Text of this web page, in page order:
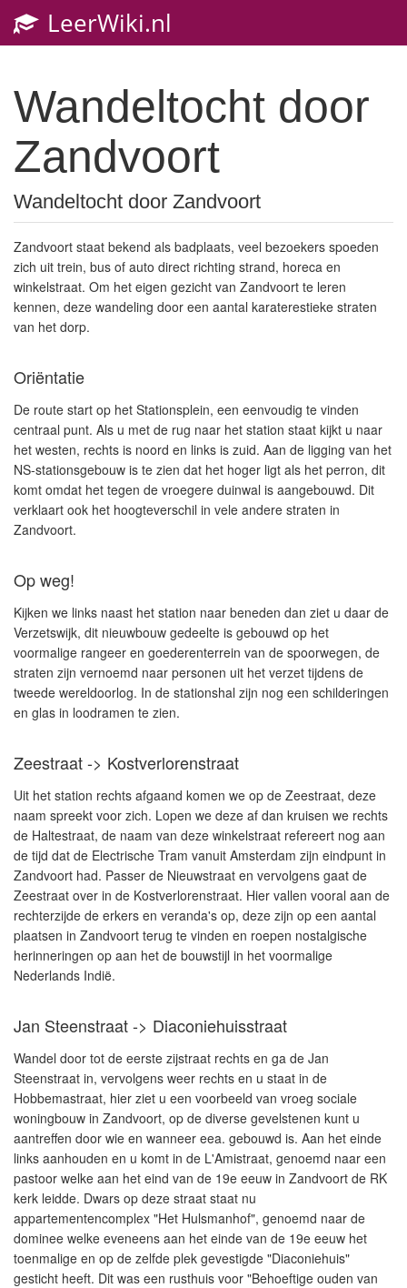
LeerWiki.nl
Wandeltocht door
Zandvoort
Wandeltocht door Zandvoort
Zandvoort staat bekend als badplaats, veel bezoekers spoeden
zich uit trein, bus of auto direct richting strand, horeca en
winkelstraat. Om het eigen gezicht van Zandvoort te leren
kennen, deze wandeling door een aantal karaterestieke straten
van het dorp.
Oriëntatie
De route start op het Stationsplein, een eenvoudig te vinden
centraal punt. Als u met de rug naar het station staat kijkt u naar
het westen, rechts is noord en links is zuid. Aan de ligging van het
NS-stationsgebouw is te zien dat het hoger ligt als het perron, dit
komt omdat het tegen de vroegere duinwal is aangebouwd. Dit
verklaart ook het hoogteverschil in vele andere straten in
Zandvoort.
Op weg!
Kijken we links naast het station naar beneden dan ziet u daar de
Verzetswijk, dit nieuwbouw gedeelte is gebouwd op het
voormalige rangeer en goederenterrein van de spoorwegen, de
straten zijn vernoemd naar personen uit het verzet tijdens de
tweede wereldoorlog. In de stationshal zijn nog een schilderingen
en glas in loodramen te zien.
Zeestraat -> Kostverlorenstraat
Uit het station rechts afgaand komen we op de Zeestraat, deze
naam spreekt voor zich. Lopen we deze af dan kruisen we rechts
de Haltestraat, de naam van deze winkelstraat refereert nog aan
de tijd dat de Electrische Tram vanuit Amsterdam zijn eindpunt in
Zandvoort had. Passer de Nieuwstraat en vervolgens gaat de
Zeestraat over in de Kostverlorenstraat. Hier vallen vooral aan de
rechterzijde de erkers en veranda's op, deze zijn op een aantal
plaatsen in Zandvoort terug te vinden en roepen nostalgische
herinneringen op aan het de bouwstijl in het voormalige
Nederlands Indië.
Jan Steenstraat -> Diaconiehuisstraat
Wandel door tot de eerste zijstraat rechts en ga de Jan
Steenstraat in, vervolgens weer rechts en u staat in de
Hobbemastraat, hier ziet u een voorbeeld van vroeg sociale
woningbouw in Zandvoort, op de diverse gevelstenen kunt u
aantreffen door wie en wanneer eea. gebouwd is. Aan het einde
links aanhouden en u komt in de L'Amistraat, genoemd naar een
pastoor welke aan het eind van de 19e eeuw in Zandvoort de RK
kerk leidde. Dwars op deze straat staat nu
appartementencomplex "Het Hulsmanhof", genoemd naar de
dominee welke eveneens aan het einde van de 19e eeuw het
toenmalige en op de zelfde plek gevestigde "Diaconiehuis"
gesticht heeft. Dit was een rusthuis voor "Behoeftige ouden van